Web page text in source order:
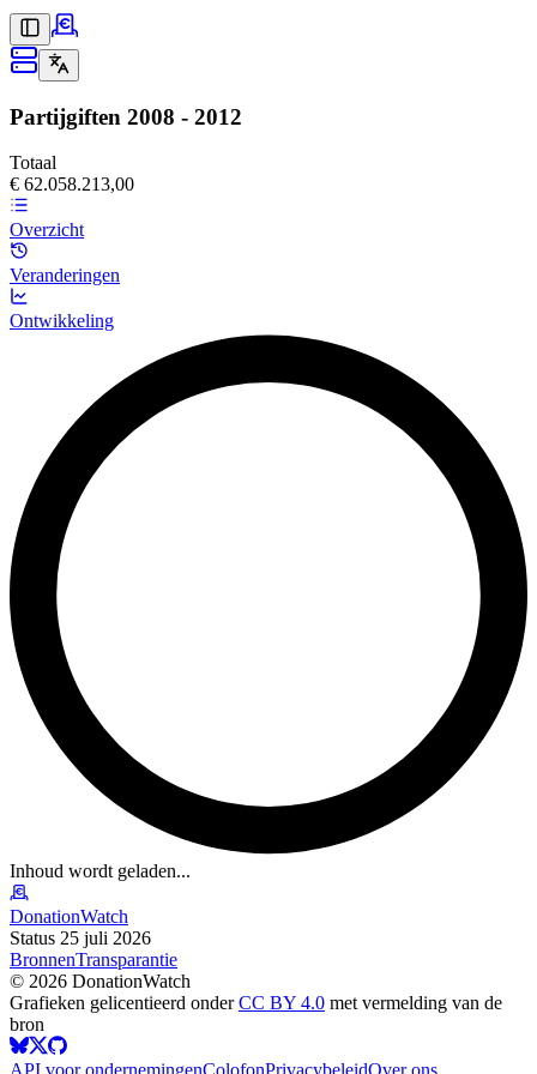
Partijgiften 2008 - 2012
Totaal
€ 62.058.213,00
Overzicht
Veranderingen
Ontwikkeling
Inhoud wordt geladen...
DonationWatch
Status 25 juli 2026
BronnenTransparantie
© 2026 DonationWatch
Grafieken gelicentieerd onderCC BY 4.0 met vermelding van de
bron
API voor ondernemingenColofonPrivacybeleidOver ons